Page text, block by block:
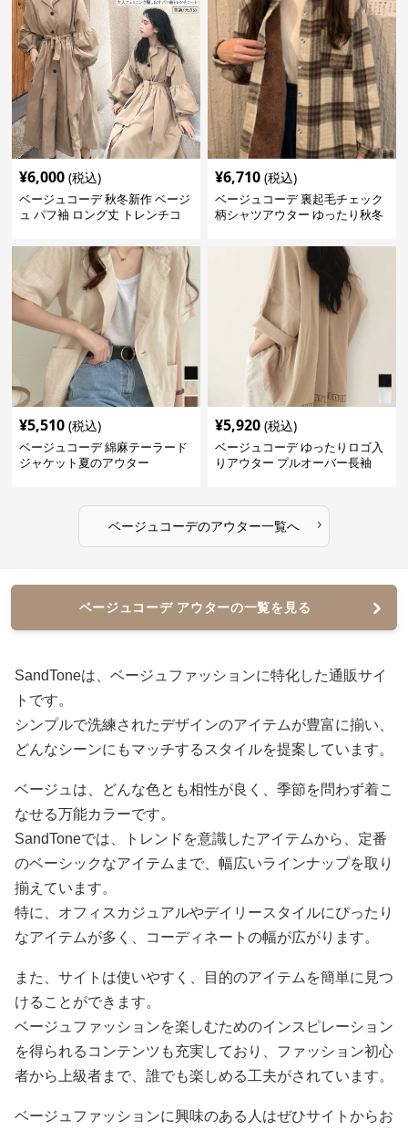
¥6,000 (税込)
ベージュコーデ 秋冬新作 ベージ
ュ パフ袖 ロング丈 トレンチコ
¥6,710 (税込)
ベージュコーデ 裏起毛チェック
柄シャツアウター ゆったり秋冬
¥5,510 (税込)
ベージュコーデ 綿麻テーラード
ジャケット夏のアウター
¥5,920 (税込)
ベージュコーデ ゆったりロゴ入
りアウター プルオーバー長袖
ベージュコーデのアウター一覧へ ›
ベージュコーデ アウターの一覧を見る
SandToneは、ベージュファッションに特化した通販サイ
トです。
シンプルで洗練されたデザインのアイテムが豊富に揃い、
どんなシーンにもマッチするスタイルを提案しています。
ベージュは、どんな色とも相性が良く、季節を問わず着こ
なせる万能カラーです。
SandToneでは、トレンドを意識したアイテムから、定番
のベーシックなアイテムまで、幅広いラインナップを取り
揃えています。
特に、オフィスカジュアルやデイリースタイルにぴったり
なアイテムが多く、コーディネートの幅が広がります。
また、サイトは使いやすく、目的のアイテムを簡単に見つ
けることができます。
ベージュファッションを楽しむためのインスピレーション
を得られるコンテンツも充実しており、ファッション初心
者から上級者まで、誰でも楽しめる工夫がされています。
ベージュファッションに興味のある人はぜひサイトからお